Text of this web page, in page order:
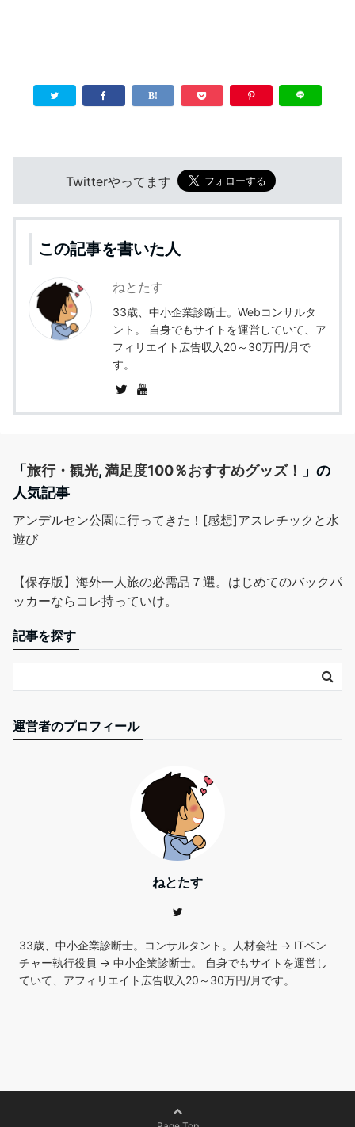
Twitterやってます
この記事を書いた人
ねとたす
33歳、中小企業診断士。Webコンサルタ
ント。 自身でもサイトを運営していて、ア
フィリエイト広告収入20～30万円/月で
す。
「 旅行・観光,満足度100％おすすめグッズ！
」の
人気記事
アンデルセン公園に行ってきた！[感想]アスレチックと水
遊び
【保存版】海外一人旅の必需品７選。はじめてのバックパ
ッカーならコレ持っていけ。
記事を探す
運営者のプロフィール
ねとたす
33歳、中小企業診断士。コンサルタント。人材会社 → ITベン
チャー執行役員 → 中小企業診断士。 自身でもサイトを運営し
ていて、アフィリエイト広告収入20～30万円/月です。